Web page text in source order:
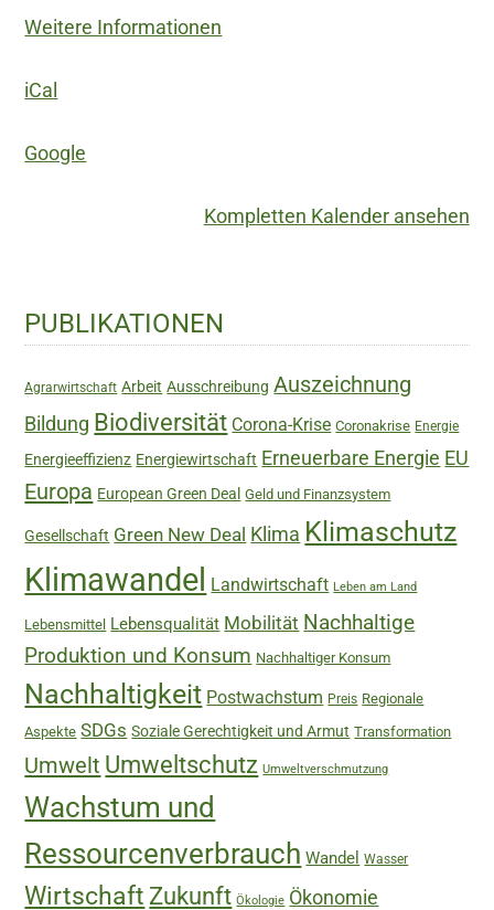
Weitere Informationen
iCal
Google
Kompletten Kalender ansehen
Haupt-
Sidebar
PUBLIKATIONEN
Agrarwirtschaft Arbeit Ausschreibung Auszeichnung
Bildung Biodiversität Corona-Krise Coronakrise Energie
Energieeffizienz Energiewirtschaft Erneuerbare Energie EU
Europa European Green Deal Geld und Finanzsystem
Gesellschaft Green New Deal Klima Klimaschutz
Klimawandel Landwirtschaft Leben am Land
Lebensmittel Lebensqualität Mobilität Nachhaltige
Produktion und Konsum Nachhaltiger Konsum
Nachhaltigkeit Postwachstum Preis Regionale
Aspekte SDGs Soziale Gerechtigkeit und Armut Transformation
Umwelt Umweltschutz Umweltverschmutzung
Wachstum und
Ressourcenverbrauch Wandel Wasser
Wirtschaft Zukunft Ökologie Ökonomie